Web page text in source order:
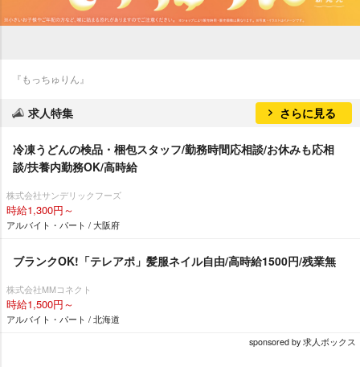
『もっちゅりん』
求人特集 さらに見る
冷凍うどんの検品・梱包スタッフ/勤務時間応相談/お休みも応相
談/扶養内勤務OK/高時給
株式会社サンデリックフーズ
時給1,300円～
アルバイト・パート / 大阪府
ブランクOK!「テレアポ」髪服ネイル自由/高時給1500円/残業無
株式会社MMコネクト
時給1,500円～
アルバイト・パート / 北海道
sponsored by 求人ボックス